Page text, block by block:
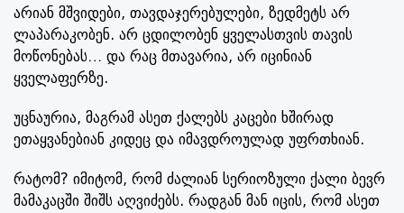
არიან მშვიდები, თავდაჯერებულები, ზედმეტს არ
ლაპარაკობენ. არ ცდილობენ ყველასთვის თავის
მოწონებას… და რაც მთავარია, არ იცინიან
ყველაფერზე.
უცნაურია, მაგრამ ასეთ ქალებს კაცები ხშირად
ეთაყვანებიან კიდეც და იმავდროულად უფრთხიან.
რატომ? იმიტომ, რომ ძალიან სერიოზული ქალი ბევრ
მამაკაცში შიშს აღვიძებს. რადგან მან იცის, რომ ასეთ